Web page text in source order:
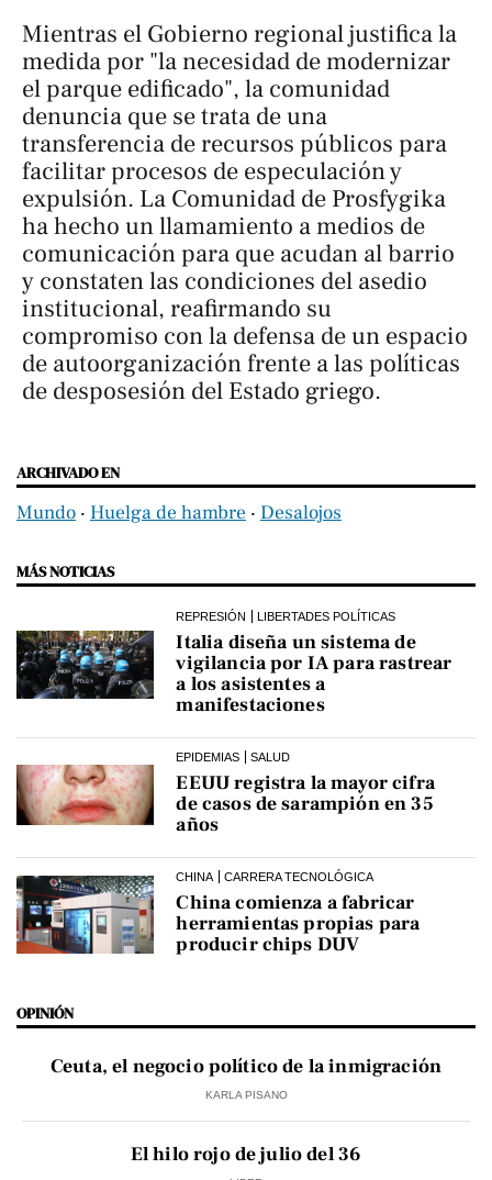
Mientras el Gobierno regional justifica la
medida por "la necesidad de modernizar
el parque edificado", la comunidad
denuncia que se trata de una
transferencia de recursos públicos para
facilitar procesos de especulación y
expulsión. La Comunidad de Prosfygika
ha hecho un llamamiento a medios de
comunicación para que acudan al barrio
y constaten las condiciones del asedio
institucional, reafirmando su
compromiso con la defensa de un espacio
de autoorganización frente a las políticas
de desposesión del Estado griego.
ARCHIVADO EN
Mundo ‧ Huelga de hambre ‧ Desalojos
MÁS NOTICIAS
REPRESIÓN LIBERTADES POLÍTICAS
Italia diseña un sistema de
vigilancia por IA para rastrear
a los asistentes a
manifestaciones
EPIDEMIAS SALUD
EEUU registra la mayor cifra
de casos de sarampión en 35
años
CHINA CARRERA TECNOLÓGICA
China comienza a fabricar
herramientas propias para
producir chips DUV
OPINIÓN
Ceuta, el negocio político de la inmigración
KARLA PISANO
El hilo rojo de julio del 36